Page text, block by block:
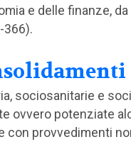
e delle finanze, da
366).
sociosanitarie e
ovvero potenziate
con provvedimenti